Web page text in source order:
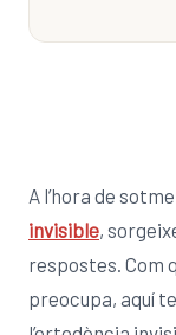
A l’hora de
invisible,
respostes. Com
preocupa, aquí